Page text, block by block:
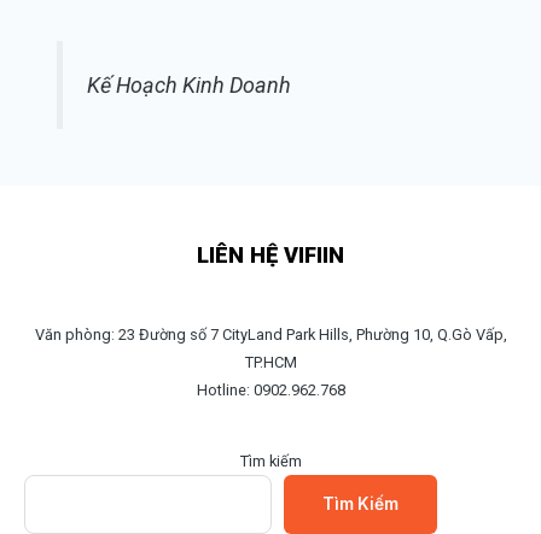
Kế Hoạch Kinh Doanh
LIÊN HỆ VIFIIN
Văn phòng: 23 Đường số 7 CityLand Park Hills, Phường 10, Q.Gò Vấp,
TP.HCM
Hotline: 0902.962.768
Tìm kiếm
Tìm Kiếm